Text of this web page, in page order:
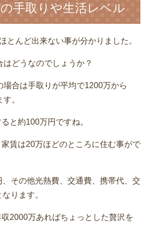
手取りや生活レベル
とんど出来ない事が分かりました。
どうなのでしょうか？
場合は手取りが平均で1200万から
。
と約100万円ですね。
賃は20万ほどのところに住む事がで
、その他光熱費、交通費、携帯代、交
ります。
2000万あればちょっとした贅沢を